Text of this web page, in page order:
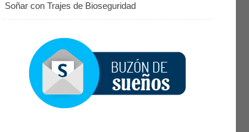
Soñar con Trajes de Bioseguridad